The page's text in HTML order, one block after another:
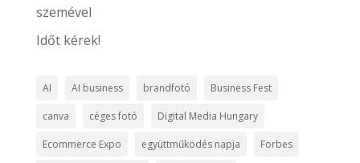
szemével
Időt kérek!
AI AI business brandfotó Business Fest
canva céges fotó Digital Media Hungary
Ecommerce Expo együttműködés napja Forbes